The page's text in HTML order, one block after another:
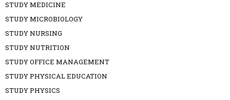
STUDY MEDICINE
STUDY MICROBIOLOGY
STUDY NURSING
STUDY NUTRITION
STUDY OFFICE MANAGEMENT
STUDY PHYSICAL EDUCATION
STUDY PHYSICS